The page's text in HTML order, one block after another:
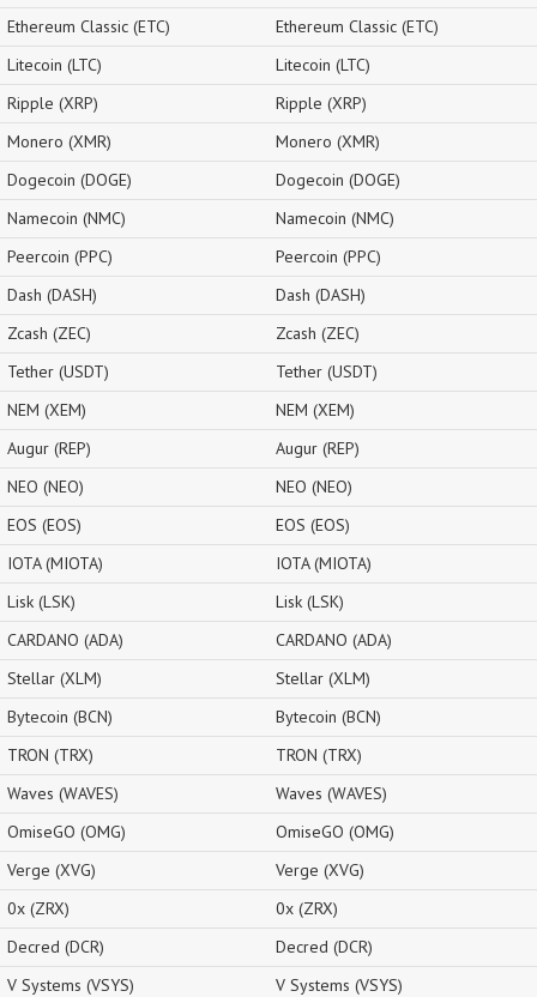
Ethereum Classic (ETC)
Litecoin (LTC)
Ripple (XRP)
Monero (XMR)
Dogecoin (DOGE)
Namecoin (NMC)
Peercoin (PPC)
Dash (DASH)
Zcash (ZEC)
Tether (USDT)
NEM (XEM)
Augur (REP)
NEO (NEO)
EOS (EOS)
IOTA (MIOTA)
Lisk (LSK)
CARDANO (ADA)
Stellar (XLM)
Bytecoin (BCN)
TRON (TRX)
Waves (WAVES)
OmiseGO (OMG)
Verge (XVG)
0x (ZRX)
Decred (DCR)
V Systems (VSYS)
Ethereum Classic (ETC)
Litecoin (LTC)
Ripple (XRP)
Monero (XMR)
Dogecoin (DOGE)
Namecoin (NMC)
Peercoin (PPC)
Dash (DASH)
Zcash (ZEC)
Tether (USDT)
NEM (XEM)
Augur (REP)
NEO (NEO)
EOS (EOS)
IOTA (MIOTA)
Lisk (LSK)
CARDANO (ADA)
Stellar (XLM)
Bytecoin (BCN)
TRON (TRX)
Waves (WAVES)
OmiseGO (OMG)
Verge (XVG)
0x (ZRX)
Decred (DCR)
V Systems (VSYS)